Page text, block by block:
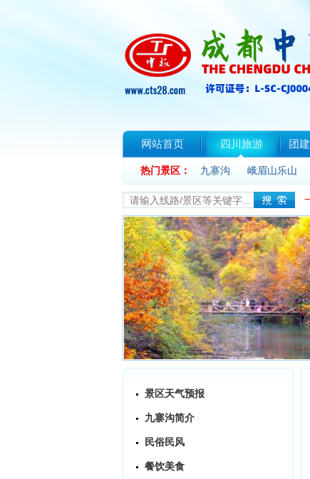
网站首页 四川旅游 团
联系我们
热门景区： 九寨沟 峨眉山乐山
景区天气预报
九寨沟简介
民俗民风
餐饮美食